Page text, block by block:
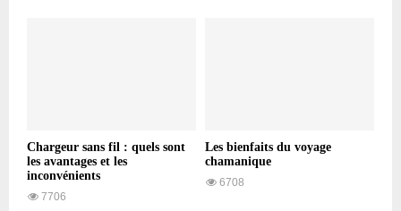
Chargeur sans fil : quels sont
les avantages et les
inconvénients
7706
Les bienfaits du voyage
chamanique
6708